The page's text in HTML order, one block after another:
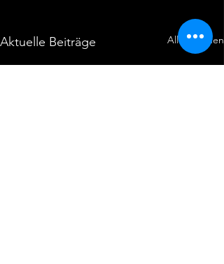
Aktuelle Beiträge Alle ansehen